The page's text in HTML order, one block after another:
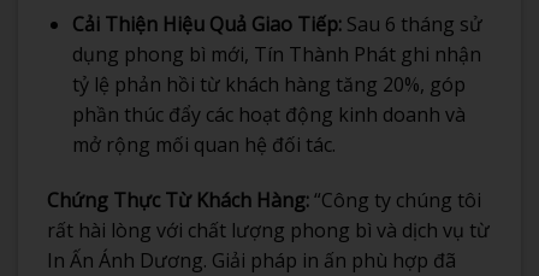
Cải Thiện Hiệu Quả Giao Tiếp:Sau 6 tháng sử
dụng phong bì mới, Tín Thành Phát ghi nhận
tỷ lệ phản hồi từ khách hàng tăng 20%, góp
phần thúc đẩy các hoạt động kinh doanh và
mở rộng mối quan hệ đối tác.
Chứng Thực Từ Khách Hàng:“Công ty chúng tôi
rất hài lòng với chất lượng phong bì và dịch vụ từ
In Ấn Ánh Dương. Giải pháp in ấn phù hợp đã